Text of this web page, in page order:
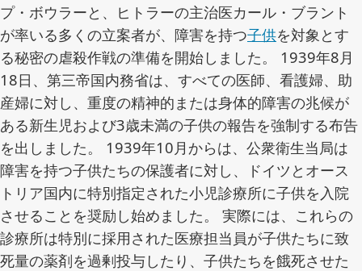
プ・ボウラーと、ヒトラーの主治医カール・ブラント
が率いる多くの立案者が、障害を持つ子供を対象とす
る秘密の虐殺作戦の準備を開始しました。 1939年8月
18日、第三帝国内務省は、すべての医師、看護婦、助
産婦に対し、重度の精神的または身体的障害の兆候が
ある新生児および3歳未満の子供の報告を強制する布告
を出しました。 1939年10月からは、公衆衛生当局は
障害を持つ子供たちの保護者に対し、ドイツとオース
トリア国内に特別指定された小児診療所に子供を入院
させることを奨励し始めました。 実際には、これらの
診療所は特別に採用された医療担当員が子供たちに致
死量の薬剤を過剰投与したり、子供たちを餓死させた